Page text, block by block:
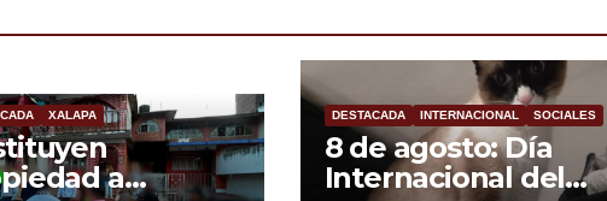
XALAPA
a
DESTACADA INTERNACIONAL SOCIALES
8 de agosto: Día
Internacional del